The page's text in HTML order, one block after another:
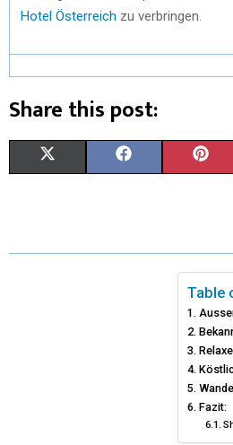
Hotel Österreich zu verbringen.
Share this post:
W E T
E
R
E
S
T
Table
Fazit: